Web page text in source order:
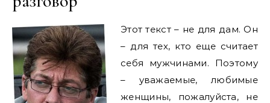
Этот текст – не для дам. Он
– для тех, кто еще считает
себя мужчинами. Поэтому
– уважаемые, любимые
женщины, пожалуйста, не